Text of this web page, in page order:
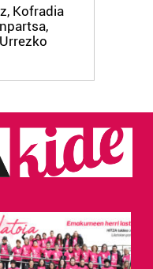
Kofradia